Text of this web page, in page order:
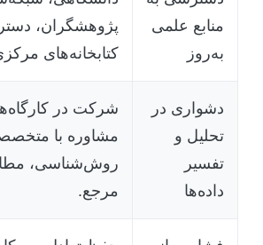
منابع علمی
به‌روز
پژوهشگران،
کتابخانه‌های
دشواری در
تحلیل و
تفسیر
داده‌ها
شرکت در
مشاوره با
روش‌شناسی،
مرجع.